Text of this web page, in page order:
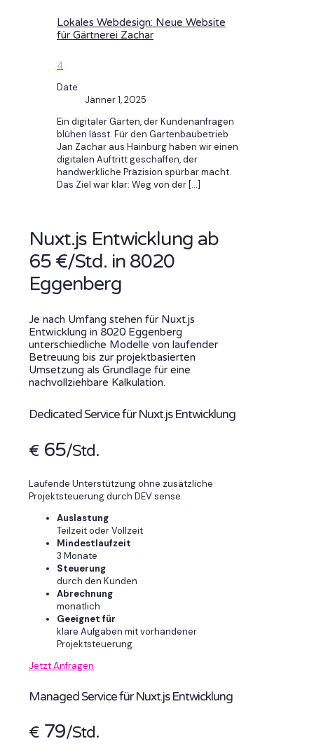
Lokales Webdesign: Neue Website
für Gärtnerei Zachar
4
Date
Jänner 1, 2025
Ein digitaler Garten, der Kundenanfragen
blühen lässt. Für den Gartenbaubetrieb
Jan Zachar aus Hainburg haben wir einen
digitalen Auftritt geschaffen, der
handwerkliche Präzision spürbar macht.
Das Ziel war klar: Weg von der […]
Nuxt.js Entwicklung ab
65 €/Std. in 8020
Eggenberg
Je nach Umfang stehen für Nuxt.js
Entwicklung in 8020 Eggenberg
unterschiedliche Modelle von laufender
Betreuung bis zur projektbasierten
Umsetzung als Grundlage für eine
nachvollziehbare Kalkulation.
Dedicated Service für Nuxt.js Entwicklung
€ 65/Std.
Laufende Unterstützung ohne zusätzliche
Projektsteuerung durch DEV sense.
Auslastung
Teilzeit oder Vollzeit
Mindestlaufzeit
3 Monate
Steuerung
durch den Kunden
Abrechnung
monatlich
Geeignet für
klare Aufgaben mit vorhandener
Projektsteuerung
Jetzt Anfragen
Managed Service für Nuxt.js Entwicklung
€ 79/Std.